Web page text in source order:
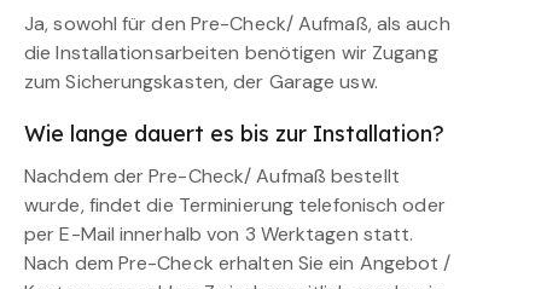
Ja, sowohl für den Pre-Check/ Aufmaß, als auch
die Installationsarbeiten benötigen wir Zugang
zum Sicherungskasten, der Garage usw.
Wie lange dauert es bis zur Installation?
Nachdem der Pre-Check/ Aufmaß bestellt
wurde, findet die Terminierung telefonisch oder
per E-Mail innerhalb von 3 Werktagen statt.
Nach dem Pre-Check erhalten Sie ein Angebot /